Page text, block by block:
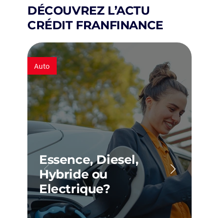
DÉCOUVREZ L’ACTU
CRÉDIT FRANFINANCE
Auto
Essence, Diesel,
Hybride ou
Electrique?